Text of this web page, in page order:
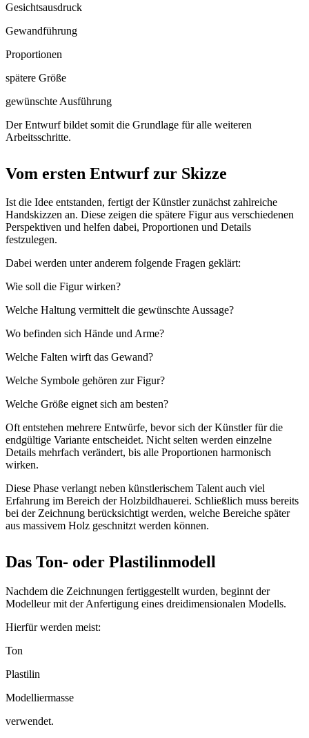
Gesichtsausdruck
Gewandführung
Proportionen
spätere Größe
gewünschte Ausführung
Der Entwurf bildet somit die Grundlage für alle weiteren
Arbeitsschritte.
Vom ersten Entwurf zur Skizze
Ist die Idee entstanden, fertigt der Künstler zunächst zahlreiche
Handskizzen an. Diese zeigen die spätere Figur aus verschiedenen
Perspektiven und helfen dabei, Proportionen und Details
festzulegen.
Dabei werden unter anderem folgende Fragen geklärt:
Wie soll die Figur wirken?
Welche Haltung vermittelt die gewünschte Aussage?
Wo befinden sich Hände und Arme?
Welche Falten wirft das Gewand?
Welche Symbole gehören zur Figur?
Welche Größe eignet sich am besten?
Oft entstehen mehrere Entwürfe, bevor sich der Künstler für die
endgültige Variante entscheidet. Nicht selten werden einzelne
Details mehrfach verändert, bis alle Proportionen harmonisch
wirken.
Diese Phase verlangt neben künstlerischem Talent auch viel
Erfahrung im Bereich der Holzbildhauerei. Schließlich muss bereits
bei der Zeichnung berücksichtigt werden, welche Bereiche später
aus massivem Holz geschnitzt werden können.
Das Ton- oder Plastilinmodell
Nachdem die Zeichnungen fertiggestellt wurden, beginnt der
Modelleur mit der Anfertigung eines dreidimensionalen Modells.
Hierfür werden meist:
Ton
Plastilin
Modelliermasse
verwendet.